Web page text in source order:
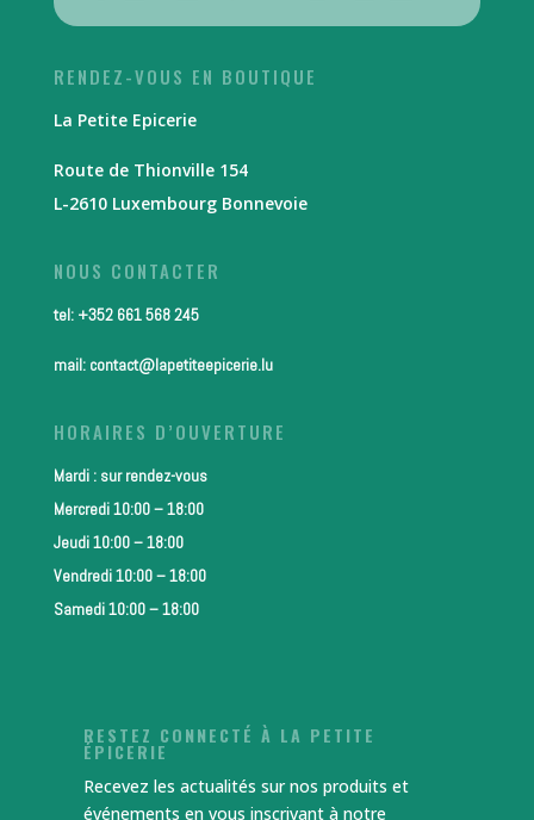
RENDEZ-VOUS EN BOUTIQUE
La Petite Epicerie
Route de Thionville 154
L-2610 Luxembourg Bonnevoie
NOUS CONTACTER
tel: +352 661 568 245
mail: contact@lapetiteepicerie.lu
HORAIRES D’OUVERTURE
Mardi : sur rendez-vous
Mercredi 10:00 – 18:00
Jeudi 10:00 – 18:00
Vendredi 10:00 – 18:00
Samedi 10:00 – 18:00
RESTEZ CONNECTÉ À LA PETITE
ÉPICERIE
Recevez les actualités sur nos produits et
événements en vous inscrivant à notre